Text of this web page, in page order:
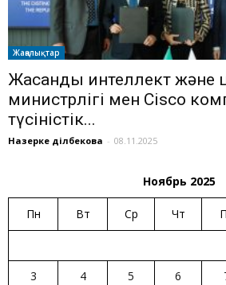
Жаңалықтар
Жасанды интеллект және
министрлігі мен Cisco
түсіністік...
Назерке Әділбекова - 08.11.2025
Ноябрь 2025
Пн Вт Ср Чт
3
4 5 6